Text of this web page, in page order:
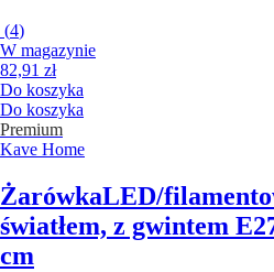
(4)
W magazynie
82,91 zł
Do koszyka
Do koszyka
Premium
Kave Home
ŻarówkaLED/
światłem, z gwintem
cm